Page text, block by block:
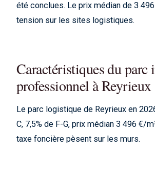
été conclues. Le prix médian de 3
tension sur les sites logistiques.
Caractéristiques du
professionnel à Reyrieux
Le parc logistique de Reyrieux en
C, 7,5% de F-G, prix médian 3 496 €/
taxe foncière pèsent sur les murs.